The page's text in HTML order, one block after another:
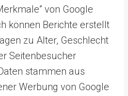
von Google
können Berichte erstellt
zu Alter, Geschlecht
Seitenbesucher
stammen aus
Werbung von Google